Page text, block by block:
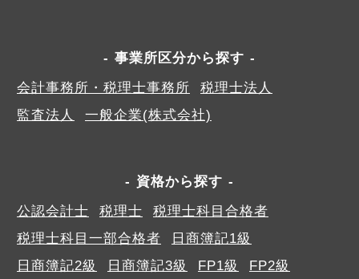
事業所区分から探す
会計事務所・税理士事務所
税理士法人
監査法人
一般企業(株式会社)
資格から探す
公認会計士
税理士
税理士科目合格者
税理士科目一部合格者
日商簿記1級
日商簿記2級
日商簿記3級 FP1級 FP2級